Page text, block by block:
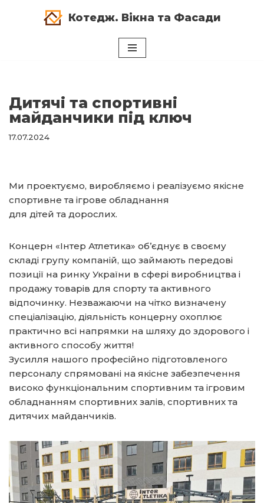
Котедж. Вікна та Фасади
Дитячі та спортивні
майданчики під ключ
17.07.2024
Ми проектуємо, виробляємо і реалізуємо якісне
спортивне та ігрове обладнання
для дітей та дорослих.
Концерн «Інтер Атлетика» об’єднує в своєму
складі групу компаній, що займають передові
позиції на ринку України в сфері виробництва і
продажу товарів для спорту та активного
відпочинку. Незважаючи на чітко визначену
спеціалізацію, діяльність концерну охоплює
практично всі напрямки на шляху до здорового і
активного способу життя!
Зусилля нашого професійно підготовленого
персоналу спрямовані на якісне забезпечення
високо функціональним спортивним та ігровим
обладнанням спортивних залів, спортивних та
дитячих майданчиків.